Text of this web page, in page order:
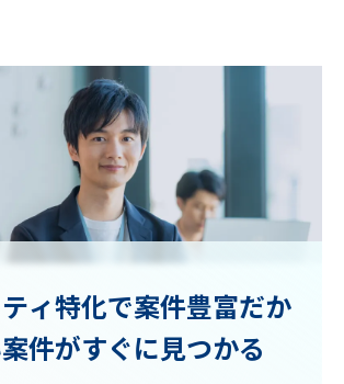
ィ特化で案件豊富だか
件がすぐに見つかる